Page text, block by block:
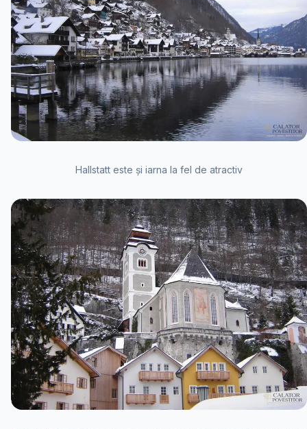
Hallstatt este și iarna la fel de atractiv